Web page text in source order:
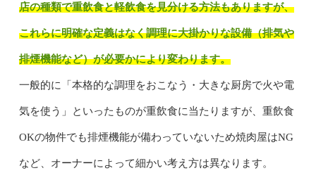
店の種類で重飲食と軽飲食を見分ける方法もありますが、
これらに明確な定義はなく調理に大掛かりな設備（排気や
排煙機能など）が必要かにより変わります。
一般的に「本格的な調理をおこなう・大きな厨房で火や電
気を使う」といったものが重飲食に当たりますが、重飲食
OKの物件でも排煙機能が備わっていないため焼肉屋はNG
など、オーナーによって細かい考え方は異なります。